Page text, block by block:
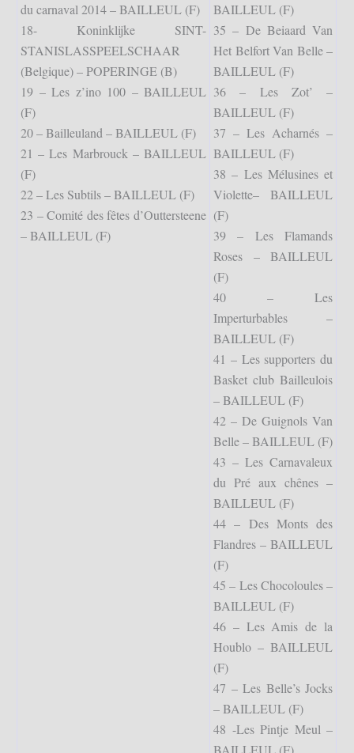
du carnaval 2014 – BAILLEUL (F)
18- Koninklijke SINT-
STANISLASSPEELSCHAAR
(Belgique) – POPERINGE (B)
19 – Les z’ino 100 – BAILLEUL
(F)
20 – Bailleuland – BAILLEUL (F)
21 – Les Marbrouck – BAILLEUL
(F)
22 – Les Subtils – BAILLEUL (F)
23 – Comité des fêtes d’Outtersteene
– BAILLEUL (F)
BAILLEUL (F)
35 – De Beiaard Van
Het Belfort Van Belle –
BAILLEUL (F)
36 – Les Zot’ –
BAILLEUL (F)
37 – Les Acharnés –
BAILLEUL (F)
38 – Les Mélusines et
Violette– BAILLEUL
(F)
39 – Les Flamands
Roses – BAILLEUL
(F)
40 – Les
Imperturbables –
BAILLEUL (F)
41 – Les supporters du
Basket club Bailleulois
– BAILLEUL (F)
42 – De Guignols Van
Belle – BAILLEUL (F)
43 – Les Carnavaleux
du Pré aux chênes –
BAILLEUL (F)
44 – Des Monts des
Flandres – BAILLEUL
(F)
45 – Les Chocoloules –
BAILLEUL (F)
46 – Les Amis de la
Houblo – BAILLEUL
(F)
47 – Les Belle’s Jocks
– BAILLEUL (F)
48 -Les Pintje Meul –
BAILLEUL (F)